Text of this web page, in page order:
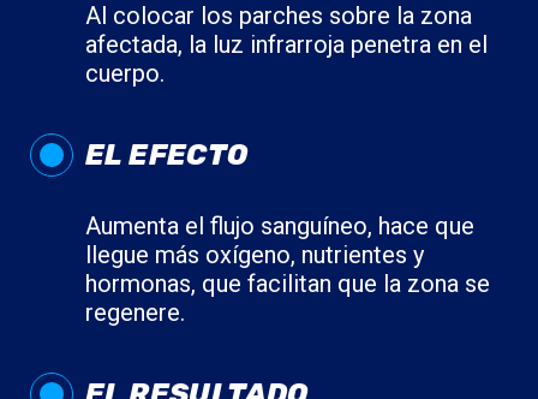
Al colocar los parches sobre la zona
afectada, la luz infrarroja penetra en el
cuerpo.
EL EFECTO
Aumenta el flujo sanguíneo, hace que
llegue más oxígeno, nutrientes y
hormonas, que facilitan que la zona se
regenere.